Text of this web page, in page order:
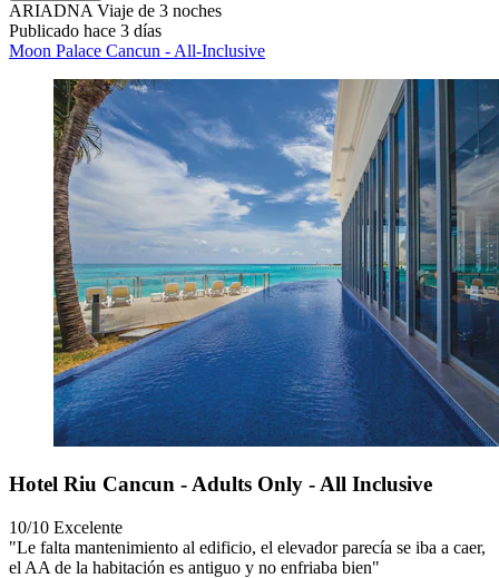
ARIADNA Viaje de 3 noches
Publicado hace 3 días
Moon Palace Cancun - All-Inclusive
Hotel Riu Cancun - Adults Only - All Inclusive
10/10 Excelente
"Le falta mantenimiento al edificio, el elevador parecía se iba a caer,
el AA de la habitación es antiguo y no enfriaba bien"